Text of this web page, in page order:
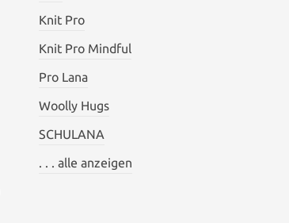
Knit Pro
Knit Pro Mindful
Pro Lana
Woolly Hugs
SCHULANA
. . . alle anzeigen